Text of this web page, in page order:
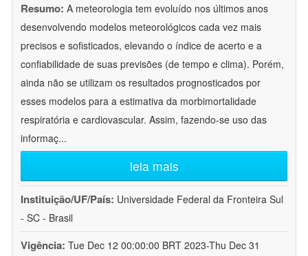
Resumo: A meteorologia tem evoluído nos últimos anos
desenvolvendo modelos meteorológicos cada vez mais
precisos e sofisticados, elevando o índice de acerto e a
confiabilidade de suas previsões (de tempo e clima). Porém,
ainda não se utilizam os resultados prognosticados por
esses modelos para a estimativa da morbimortalidade
respiratória e cardiovascular. Assim, fazendo-se uso das
informaç...
leia mais
Instituição/UF/País: Universidade Federal da Fronteira Sul
- SC - Brasil
Vigência: Tue Dec 12 00:00:00 BRT 2023-Thu Dec 31